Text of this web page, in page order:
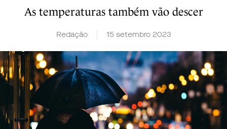
As temperaturas também vão descer
Redação 15 setembro 2023